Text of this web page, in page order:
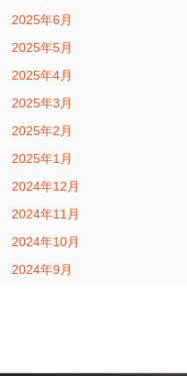
2025年6月
2025年5月
2025年4月
2025年3月
2025年2月
2025年1月
2024年12月
2024年11月
2024年10月
2024年9月